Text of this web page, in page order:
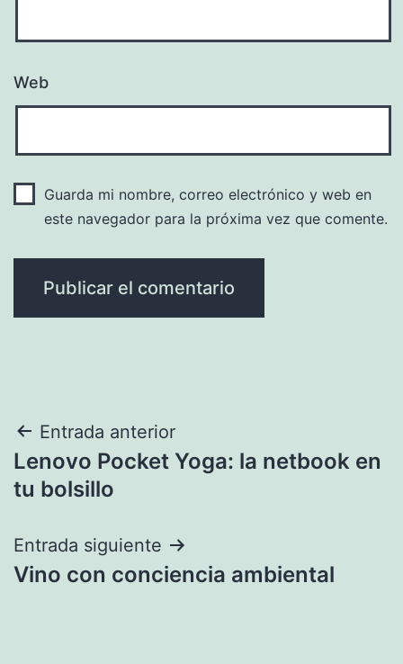
Web
Guarda mi nombre, correo electrónico y web en
este navegador para la próxima vez que comente.
Navegación
de
Entrada anterior
Lenovo Pocket Yoga: la netbook en
tu bolsillo
Entrada siguiente
Vino con conciencia ambiental